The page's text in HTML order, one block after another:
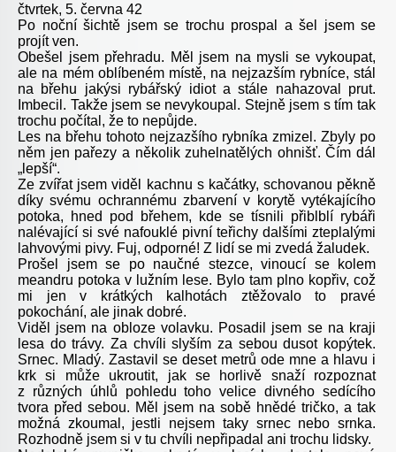
čtvrtek, 5. června 42
Po noční šichtě jsem se trochu prospal a šel jsem se
projít ven.
Obešel jsem přehradu. Měl jsem na mysli se vykoupat,
ale na mém oblíbeném místě, na nejzazším rybníce, stál
na břehu jakýsi rybářský idiot a stále nahazoval prut.
Imbecil. Takže jsem se nevykoupal. Stejně jsem s tím tak
trochu počítal, že to nepůjde.
Les na břehu tohoto nejzazšího rybníka zmizel. Zbyly po
něm jen pařezy a několik zuhelnatělých ohnišť. Čím dál
„lepší“.
Ze zvířat jsem viděl kachnu s kačátky, schovanou pěkně
díky svému ochrannému zbarvení v korytě vytékajícího
potoka, hned pod břehem, kde se tísnili přiblblí rybáři
nalévající si své nafouklé pivní teřichy dalšími zteplalými
lahvovými pivy. Fuj, odporné! Z lidí se mi zvedá žaludek.
Prošel jsem se po naučné stezce, vinoucí se kolem
meandru potoka v lužním lese. Bylo tam plno kopřiv, což
mi jen v krátkých kalhotách ztěžovalo to pravé
pokochání, ale jinak dobré.
Viděl jsem na obloze volavku. Posadil jsem se na kraji
lesa do trávy. Za chvíli slyším za sebou dusot kopýtek.
Srnec. Mladý. Zastavil se deset metrů ode mne a hlavu i
krk si může ukroutit, jak se horlivě snaží rozpoznat
z různých úhlů pohledu toho velice divného sedícího
tvora před sebou. Měl jsem na sobě hnědé tričko, a tak
možná zkoumal, jestli nejsem taky srnec nebo srnka.
Rozhodně jsem si v tu chvíli nepřipadal ani trochu lidsky.